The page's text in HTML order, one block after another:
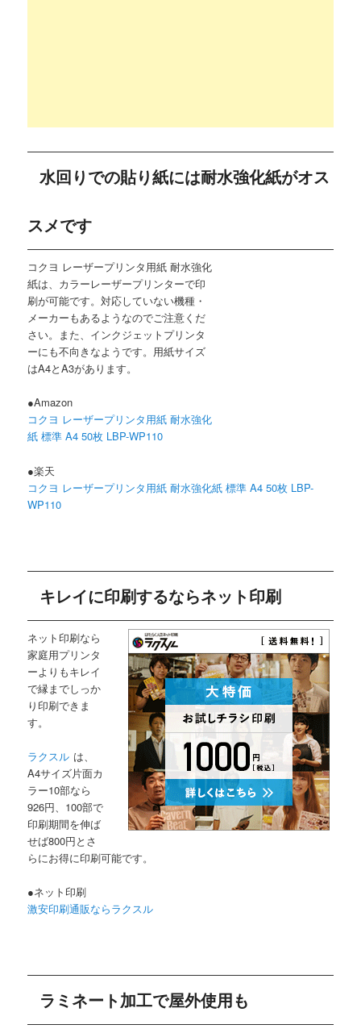
水回りでの貼り紙には耐水強化紙がオス
スメです
コクヨ レーザープリンタ用紙 耐水強化
紙は、カラーレーザープリンターで印
刷が可能です。対応していない機種・
メーカーもあるようなのでご注意くだ
さい。また、インクジェットプリンタ
ーにも不向きなようです。用紙サイズ
はA4とA3があります。
●Amazon
コクヨ レーザープリンタ用紙 耐水強化
紙 標準 A4 50枚 LBP-WP110
●楽天
コクヨ レーザープリンタ用紙 耐水強化紙 標準 A4 50枚 LBP-
WP110
キレイに印刷するならネット印刷
ネット印刷なら
家庭用プリンタ
ーよりもキレイ
で縁までしっか
り印刷できま
す。
ラクスル は、
A4サイズ片面カ
ラー10部なら
926円、100部で
印刷期間を伸ば
せば800円とさ
らにお得に印刷可能です。
●ネット印刷
激安印刷通販ならラクスル
ラミネート加工で屋外使用も